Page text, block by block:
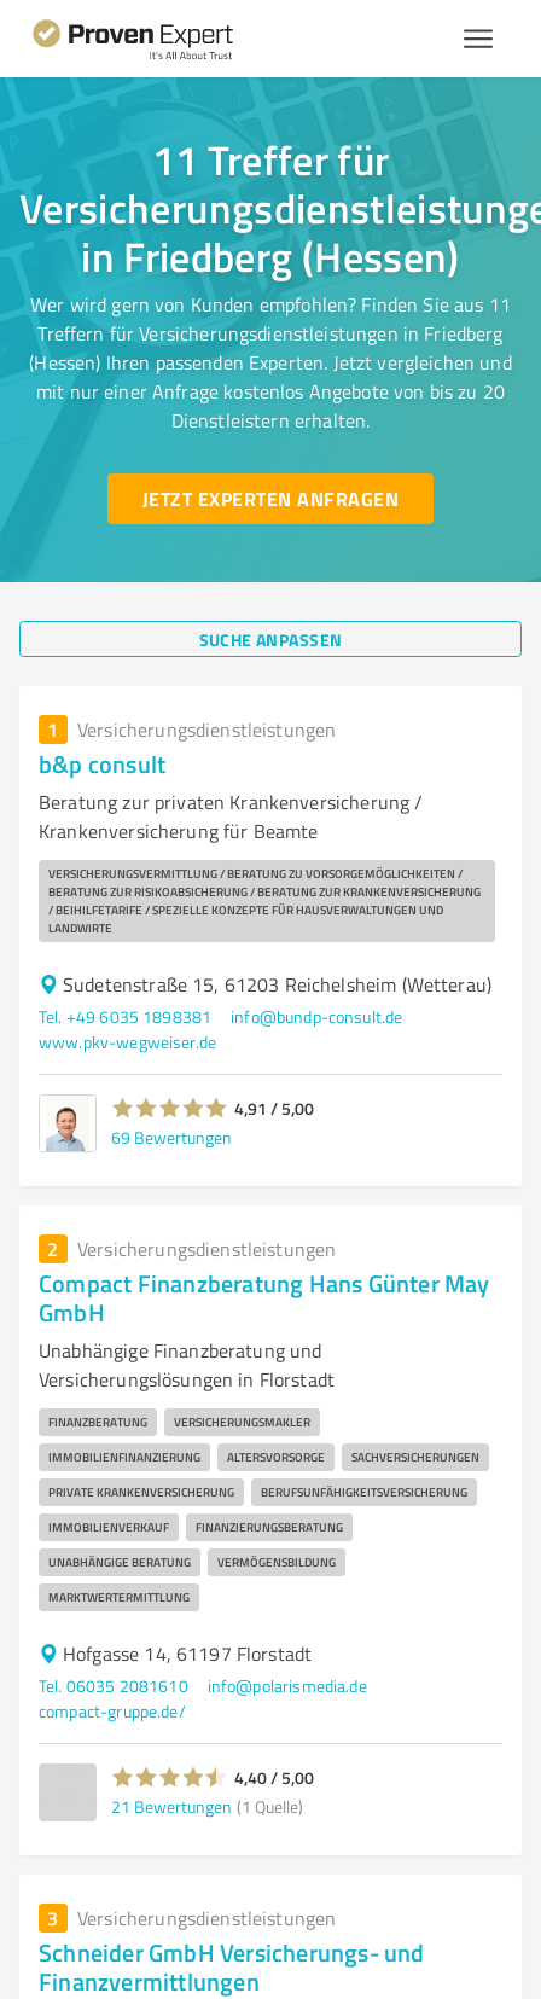
11 Treffer für
in Friedberg (Hessen)
Wer wird gern von Kunden empfohlen? Finden Sie aus 11
Treffern für Versicherungsdienstleistungen in Friedberg
(Hessen) Ihren passenden Experten. Jetzt vergleichen und
mit nur einer Anfrage kostenlos Angebote von bis zu 20
Dienstleistern erhalten.
JETZT EXPERTEN ANFRAGEN
SUCHE ANPASSEN
1 Versicherungsdienstleistungen
b&p consult
Beratung zur privaten Krankenversicherung /
Krankenversicherung für Beamte
VERSICHERUNGSVERMITTLUNG / BERATUNG ZU VORSORGEMÖGLICHKEITEN /
BERATUNG ZUR RISIKOABSICHERUNG / BERATUNG ZUR KRANKENVERSICHERUNG
/ BEIHILFETARIFE / SPEZIELLE KONZEPTE FÜR HAUSVERWALTUNGEN UND
LANDWIRTE
Sudetenstraße 15, 61203 Reichelsheim (Wetterau)
Tel. +49 6035 1898381
info@bundp-consult.de
www.pkv-wegweiser.de
4,91 / 5,00
69 Bewertungen
2 Versicherungsdienstleistungen
Compact Finanzberatung Hans Günter May
GmbH
Unabhängige Finanzberatung und
Versicherungslösungen in Florstadt
FINANZBERATUNG VERSICHERUNGSMAKLER
IMMOBILIENFINANZIERUNG ALTERSVORSORGE SACHVERSICHERUNGEN
PRIVATE KRANKENVERSICHERUNG BERUFSUNFÄHIGKEITSVERSICHERUNG
IMMOBILIENVERKAUF FINANZIERUNGSBERATUNG
UNABHÄNGIGE BERATUNG VERMÖGENSBILDUNG
MARKTWERTERMITTLUNG
Hofgasse 14, 61197 Florstadt
Tel. 06035 2081610
info@polarismedia.de
compact-gruppe.de/
4,40 / 5,00
21 Bewertungen (1 Quelle)
3 Versicherungsdienstleistungen
Schneider GmbH Versicherungs- und
Finanzvermittlungen